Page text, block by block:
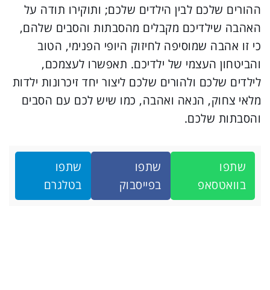
ההורים שלכם לבין הילדים שלכם; ותוקירו תודה על
האהבה שילדיכם מקבלים מהסבתות והסבים שלהם,
כי זו אהבה שמוסיפה לחיזוק היופי הפנימי, הטוב
והביטחון העצמי של ילדיכם. תאפשרו לעצמכם,
לילדים שלכם ולהורים שלכם ליצור יחד זיכרונות ילדות
מלאי צחוק, הנאה ואהבה, כמו שיש לכם עם הסבים
והסבתות שלכם.
שתפו
בוואטסאפ
שתפו
בפייסבוק
שתפו
בטלגרם